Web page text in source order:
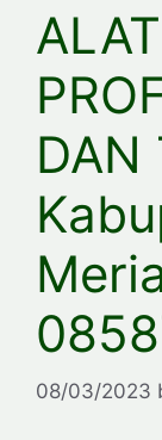
DAN
08/03/2023